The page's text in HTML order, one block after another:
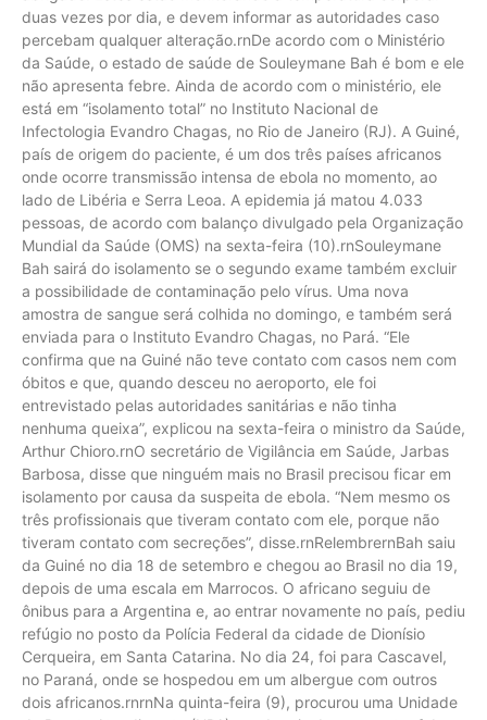
duas vezes por dia, e devem informar as autoridades caso
percebam qualquer alteração.rnDe acordo com o Ministério
da Saúde, o estado de saúde de Souleymane Bah é bom e ele
não apresenta febre. Ainda de acordo com o ministério, ele
está em “isolamento total” no Instituto Nacional de
Infectologia Evandro Chagas, no Rio de Janeiro (RJ). A Guiné,
país de origem do paciente, é um dos três países africanos
onde ocorre transmissão intensa de ebola no momento, ao
lado de Libéria e Serra Leoa. A epidemia já matou 4.033
pessoas, de acordo com balanço divulgado pela Organização
Mundial da Saúde (OMS) na sexta-feira (10).rnSouleymane
Bah sairá do isolamento se o segundo exame também excluir
a possibilidade de contaminação pelo vírus. Uma nova
amostra de sangue será colhida no domingo, e também será
enviada para o Instituto Evandro Chagas, no Pará. “Ele
confirma que na Guiné não teve contato com casos nem com
óbitos e que, quando desceu no aeroporto, ele foi
entrevistado pelas autoridades sanitárias e não tinha
nenhuma queixa”, explicou na sexta-feira o ministro da Saúde,
Arthur Chioro.rnO secretário de Vigilância em Saúde, Jarbas
Barbosa, disse que ninguém mais no Brasil precisou ficar em
isolamento por causa da suspeita de ebola. “Nem mesmo os
três profissionais que tiveram contato com ele, porque não
tiveram contato com secreções”, disse.rnRelembrernBah saiu
da Guiné no dia 18 de setembro e chegou ao Brasil no dia 19,
depois de uma escala em Marrocos. O africano seguiu de
ônibus para a Argentina e, ao entrar novamente no país, pediu
refúgio no posto da Polícia Federal da cidade de Dionísio
Cerqueira, em Santa Catarina. No dia 24, foi para Cascavel,
no Paraná, onde se hospedou em um albergue com outros
dois africanos.rnrnNa quinta-feira (9), procurou uma Unidade